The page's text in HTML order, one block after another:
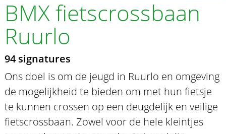
BMX fietscrossbaan
Ruurlo
94 signatures
Ons doel is om de jeugd in Ruurlo en omgeving
de mogelijkheid te bieden om met hun fietsje
te kunnen crossen op een deugdelijk en veilige
fietscrossbaan. Zowel voor de hele kleintjes